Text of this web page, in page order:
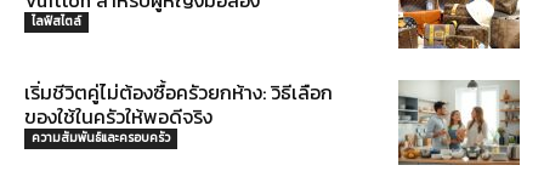
ไลฟ์สไตล์
เริ่มชีวิตคู่ไม่ต้องซื้อครัวยกห้าง: วิธีเลือก
ของใช้ในครัวให้พอดีจริง
ความสัมพันธ์และครอบครัว